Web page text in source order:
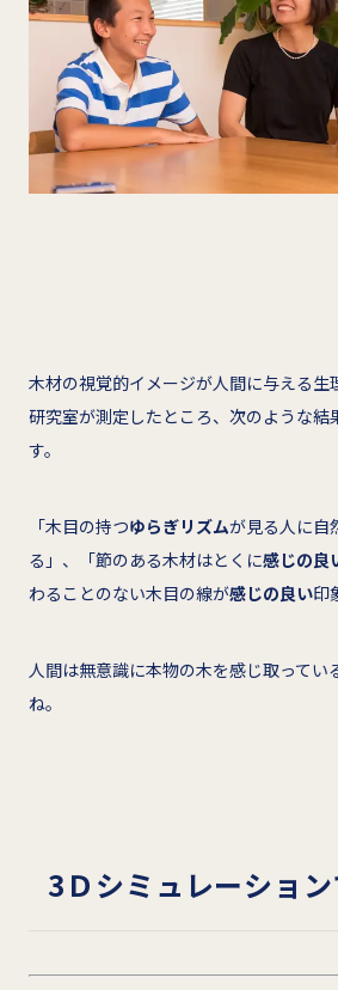
木材の視覚的イメージが人間に与える生
研究室が測定したところ、次のような結
す。
「木目の持つゆらぎリズムが見る人に自
る」、「節のある木材はとくに感じの良
わることのない木目の線が感じの良い印
人間は無意識に本物の木を感じ取ってい
ね。
3 Ｄシミュレーショ